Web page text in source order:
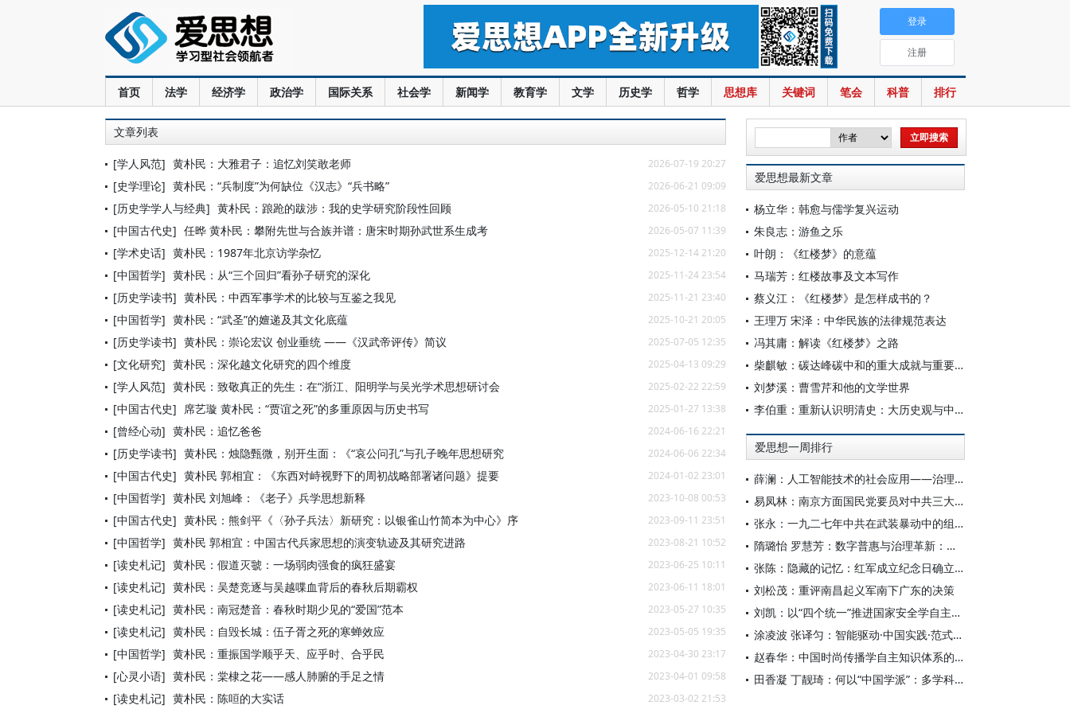
首页 法学 经济学 政治学 国际关系 社会学 新闻学 教育学 文学 历史学 哲学 思想库 关键词 笔会 科普 排行
登录
注册
文章列表
[学人风范] 黄朴民：大雅君子：追忆刘笑敢老师 2026-07-19 20:27
[史学理论] 黄朴民：“兵制度”为何缺位《汉志》“兵书略” 2026-06-21 09:09
[历史学学人与经典] 黄朴民：踉跄的跋涉：我的史学研究阶段性回顾 2026-05-10 21:18
[中国古代史] 任晔 黄朴民：攀附先世与合族并谱：唐宋时期孙武世系生成考 2026-05-07 11:39
[学术史话] 黄朴民：1987年北京访学杂忆 2025-12-14 21:20
[中国哲学] 黄朴民：从“三个回归”看孙子研究的深化 2025-11-24 23:54
[历史学读书] 黄朴民：中西军事学术的比较与互鉴之我见 2025-11-21 23:40
[中国哲学] 黄朴民：“武圣”的嬗递及其文化底蕴 2025-10-21 20:05
[历史学读书] 黄朴民：崇论宏议 创业垂统 ——《汉武帝评传》简议 2025-07-05 12:35
[文化研究] 黄朴民：深化越文化研究的四个维度 2025-04-13 09:29
[学人风范] 黄朴民：致敬真正的先生：在“浙江、阳明学与吴光学术思想研讨会 2025-02-22 22:59
[中国古代史] 席艺璇 黄朴民：“贾谊之死”的多重原因与历史书写 2025-01-27 13:38
[曾经心动] 黄朴民：追忆爸爸 2024-06-16 22:21
[历史学读书] 黄朴民：烛隐甄微，别开生面：《“哀公问孔”与孔子晚年思想研究 2024-06-06 22:34
[中国古代史] 黄朴民 郭相宜：《东西对峙视野下的周初战略部署诸问题》提要 2024-01-02 23:01
[中国哲学] 黄朴民 刘旭峰：《老子》兵学思想新释 2023-10-08 00:53
[中国古代史] 黄朴民：熊剑平《〈孙子兵法〉新研究：以银雀山竹简本为中心》序 2023-09-11 23:51
[中国哲学] 黄朴民 郭相宜：中国古代兵家思想的演变轨迹及其研究进路 2023-08-21 10:52
[读史札记] 黄朴民：假道灭虢：一场弱肉强食的疯狂盛宴 2023-06-25 10:11
[读史札记] 黄朴民：吴楚竞逐与吴越喋血背后的春秋后期霸权 2023-06-11 18:01
[读史札记] 黄朴民：南冠楚音：春秋时期少见的“爱国”范本 2023-05-27 10:35
[读史札记] 黄朴民：自毁长城：伍子胥之死的寒蝉效应 2023-05-05 19:35
[中国哲学] 黄朴民：重振国学顺乎天、应乎时、合乎民 2023-04-30 23:17
[心灵小语] 黄朴民：棠棣之花——感人肺腑的手足之情 2023-04-01 09:58
[读史札记] 黄朴民：陈咺的大实话 2023-03-02 21:53
爱思想最新文章
杨立华：韩愈与儒学复兴运动
朱良志：游鱼之乐
叶朗：《红楼梦》的意蕴
马瑞芳：红楼故事及文本写作
蔡义江：《红楼梦》是怎样成书的？
王理万 宋泽：中华民族的法律规范表达
冯其庸：解读《红楼梦》之路
柴麒敏：碳达峰碳中和的重大成就与重要任务
刘梦溪：曹雪芹和他的文学世界
李伯重：重新认识明清史：大历史观与中国史学创新
爱思想一周排行
薛澜：人工智能技术的社会应用——治理挑战
易凤林：南京方面国民党要员对中共三大起义的反应
张永：一九二七年中共在武装暴动中的组织转型
隋璐怡 罗慧芳：数字普惠与治理革新：中国人工智能赋能全球南方发展
张陈：隐藏的记忆：红军成立纪念日确立前中共对南昌起义的纪念
刘松茂：重评南昌起义军南下广东的决策
刘凯：以“四个统一”推进国家安全学自主知识体系构建
涂凌波 张译匀：智能驱动·中国实践·范式创新：“构建中国新闻传播学自主知识体系”专题研讨会综述
赵春华：中国时尚传播学自主知识体系的内在逻辑与实践路径
田香凝 丁靓琦：何以“中国学派”：多学科视野下中国特色新闻传播学建设的研究